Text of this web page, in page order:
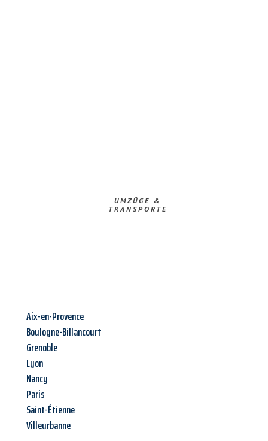
UMZÜGE &
TRANSPORTE
Aix-en-Provence
Boulogne-Billancourt
Grenoble
Lyon
Nancy
Paris
Saint-Étienne
Villeurbanne